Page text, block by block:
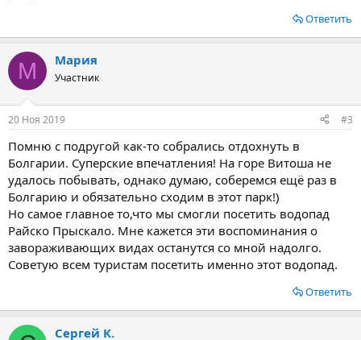
Ответить
М Мария
Участник
20 Ноя 2019 #3
Помню с подругой как-то собрались отдохнуть в
Болгарии. Суперские впечатления! На горе Витоша не
удалось побывать, однако думаю, соберемся ещё раз в
Болгарию и обязательно сходим в этот парк!)
Но самое главное то,что мы смогли посетить водопад
Райско Прыскало. Мне кажется эти воспоминания о
завораживающих видах останутся со мной надолго.
Советую всем туристам посетить именно этот водопад.
Ответить
Сергей К.